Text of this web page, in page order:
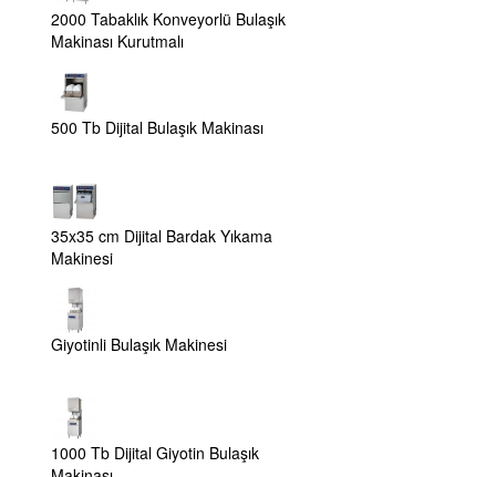
2000 Tabaklık Konveyorlü Bulaşık
Makinası Kurutmalı
500 Tb Dijital Bulaşık Makinası
35x35 cm Dijital Bardak Yıkama
Makinesi
Giyotinli Bulaşık Makinesi
1000 Tb Dijital Giyotin Bulaşık